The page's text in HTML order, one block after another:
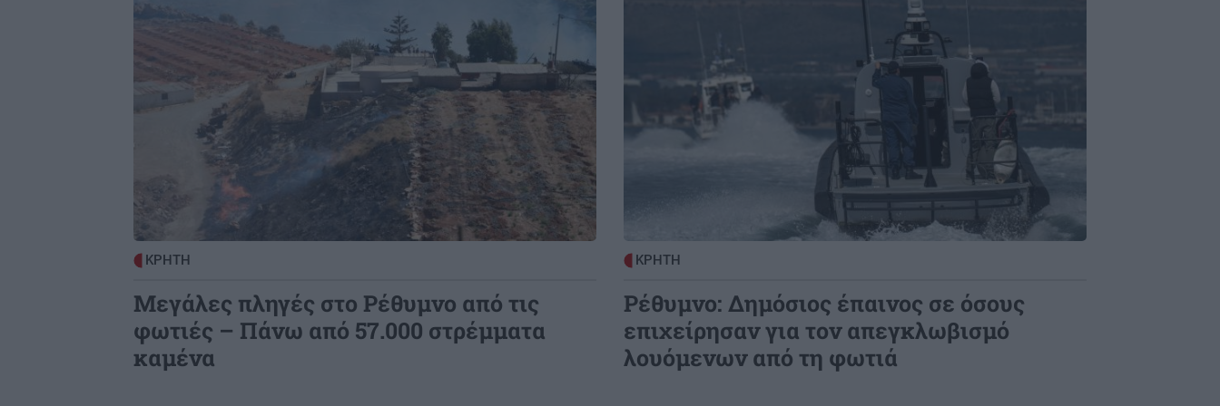
ΚΡΗΤΗ
Μεγάλες πληγές στο Ρέθυμνο από τις
φωτιές – Πάνω από 57.000 στρέμματα
καμένα
ΚΡΗΤΗ
Ρέθυμνο: Δημόσιος έπαινος σε όσους
επιχείρησαν για τον απεγκλωβισμό
λουόμενων από τη φωτιά